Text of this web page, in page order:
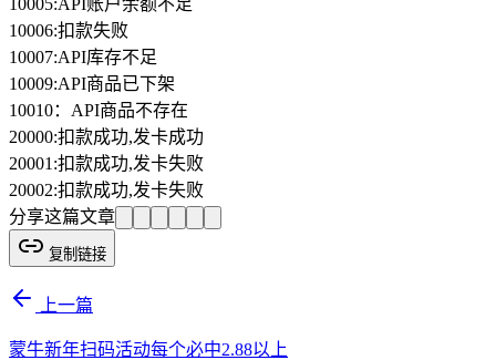
10006:扣款失败
10007:API库存不足
10009:API商品已下架
10010：API商品不存在
20000:扣款成功,发卡成功
20001:扣款成功,发卡失败
20002:扣款成功,发卡失败
分享这篇文章
复制链接
上一篇
蒙牛新年扫码活动每个必中2.88以上